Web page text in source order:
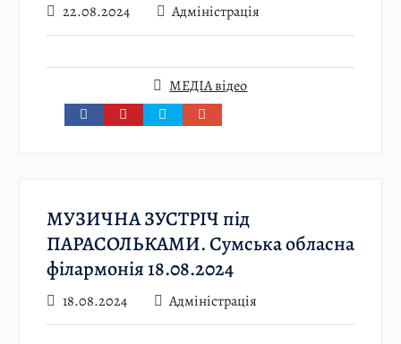
22.08.2024 Адміністрація
МЕДІА відео
МУЗИЧНА ЗУСТРІЧ під
ПАРАСОЛЬКАМИ. Сумська обласна
філармонія 18.08.2024
18.08.2024 Адміністрація